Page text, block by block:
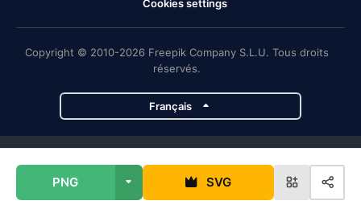
PNG SVG
Cookies settings
Copyright © 2010-2026 Freepik Company S.L.U. Tous droits
réservés.
Français